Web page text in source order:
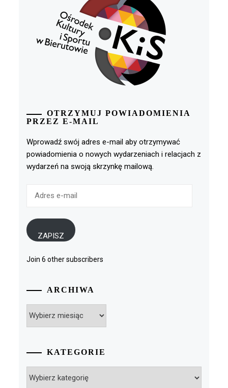
OTRZYMUJ POWIADOMIENIA
PRZEZ E-MAIL
Wprowadź swój adres e-mail aby otrzymywać
powiadomienia o nowych wydarzeniach i relacjach z
wydarzeń na swoją skrzynkę mailową.
ZAPISZ
Join 6 other subscribers
ARCHIWA
KATEGORIE